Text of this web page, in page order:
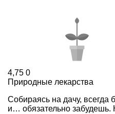
4,75 0
Природные лекарства
Собираясь на дачу, всегда
и… обязательно забудешь.